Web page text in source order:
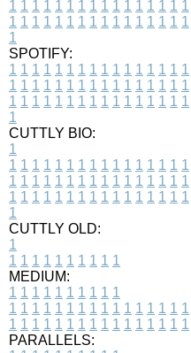
1 1 1 1 1 1 1 1 1 1 1 1 1 1 1 1
1 1 1 1 1 1 1 1 1 1 1 1 1 1 1 1
1
SPOTIFY:
1 1 1 1 1 1 1 1 1 1 1 1 1 1 1 1
1 1 1 1 1 1 1 1 1 1 1 1 1 1 1 1
1 1 1 1 1 1 1 1 1 1 1 1 1 1 1 1
1
CUTTLY BIO:
1
1 1 1 1 1 1 1 1 1 1 1 1 1 1 1 1
1 1 1 1 1 1 1 1 1 1 1 1 1 1 1 1
1 1 1 1 1 1 1 1 1 1 1 1 1 1 1 1
1
CUTTLY OLD:
1
1 1 1 1 1 1 1 1 1 1
MEDIUM:
1 1 1 1 1 1 1 1 1 1
1 1 1 1 1 1 1 1 1 1 1 1 1 1 1 1
1 1 1 1 1 1 1 1 1 1 1 1 1 1 1 1
PARALLELS: